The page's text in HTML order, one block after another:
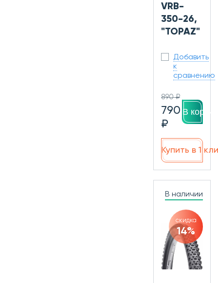
VRB-
350-26,
"TOPAZ"
Добавить
к
сравнению
890 ₽
790
₽
В
Купить в 1
В наличии
скидка
14%